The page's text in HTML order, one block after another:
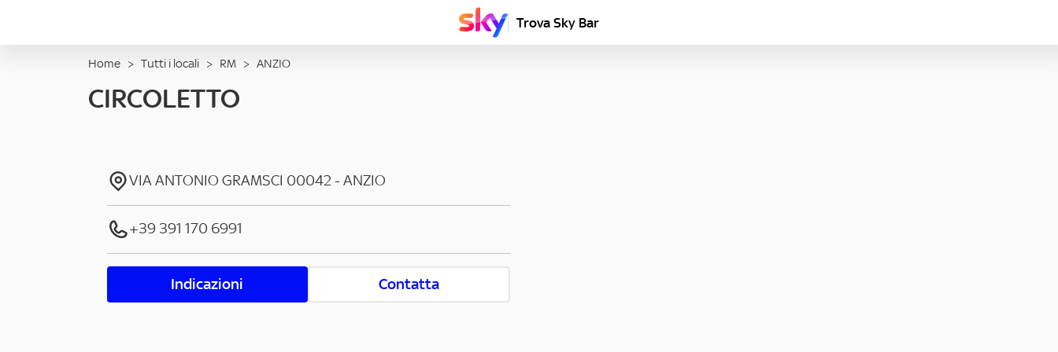
Trova Sky Bar
Home > Tutti i locali > RM > ANZIO
CIRCOLETTO
VIA ANTONIO GRAMSCI 00042-ANZIO
+39 391 170 6991
Indicazioni Contatta